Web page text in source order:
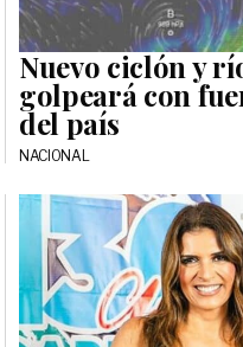
Nuevo ciclón y
golpeará con
del país
NACIONAL